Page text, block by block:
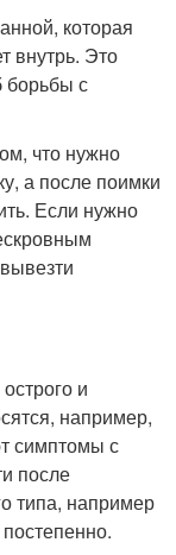
которая
внутрь. Это
борьбы с
что нужно
а после поимки
Если нужно
и
например,
симптомы с
после
типа, например